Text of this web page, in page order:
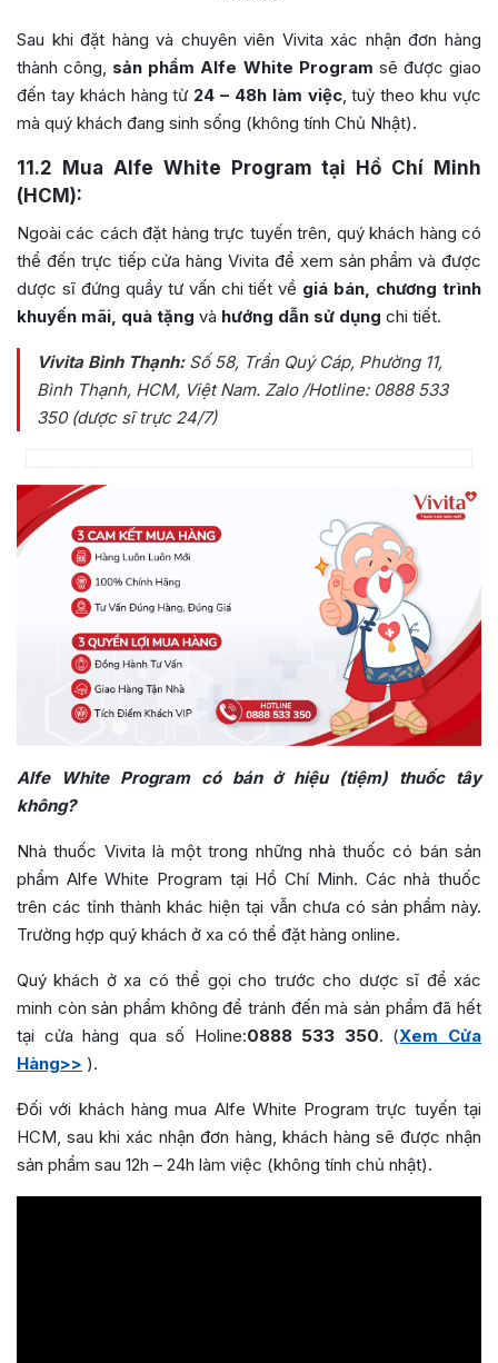
Sau khi đặt hàng và chuyên viên Vivita xác nhận đơn hàng
thành công, sản phẩm Alfe White Program sẽ được giao
đến tay khách hàng từ 24 – 48h làm việc, tuỳ theo khu vực
mà quý khách đang sinh sống (không tính Chủ Nhật).
11.2
Mua Alfe White Program tại Hồ Chí Minh
(HCM):
Ngoài các cách đặt hàng trực tuyến trên, quý khách hàng có
thể đến trực tiếp cửa hàng Vivita để xem sản phẩm và được
dược sĩ đứng quầy tư vấn chi tiết về giá bán, chương trình
khuyến mãi, quà tặng và hướng dẫn sử dụng chi tiết.
Vivita Bình Thạnh:Số 58, Trần Quý Cáp, Phường 11,
Bình Thạnh, HCM, Việt Nam. Zalo /Hotline: 0888 533
350 (dược sĩ trực 24/7)
Alfe White Program có bán ở hiệu (tiệm) thuốc tây
không?
Nhà thuốc Vivita là một trong những nhà thuốc có bán sản
phẩm Alfe White Program tại Hồ Chí Minh. Các nhà thuốc
trên các tỉnh thành khác hiện tại vẫn chưa có sản phẩm này.
Trường hợp quý khách ở xa có thể đặt hàng online.
Quý khách ở xa có thể gọi cho trước cho dược sĩ để xác
minh còn sản phẩm không để tránh đến mà sản phẩm đã hết
tại cửa hàng qua số Holine:0888 533 350. (Xem Cửa
Hàng>> ).
Đối với khách hàng mua Alfe White Program trực tuyến tại
HCM, sau khi xác nhận đơn hàng, khách hàng sẽ được nhận
sản phẩm sau 12h – 24h làm việc (không tính chủ nhật).